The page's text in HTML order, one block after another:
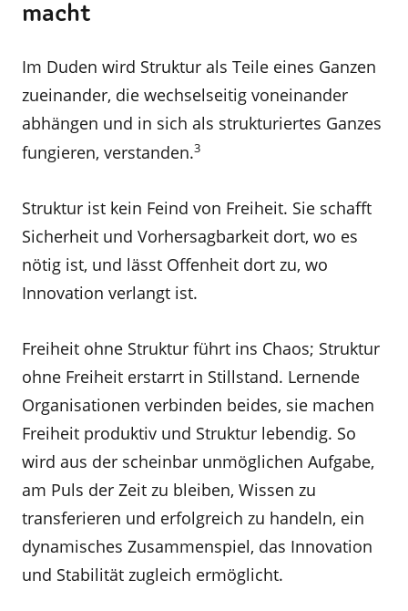
macht
Im Duden wird Struktur als Teile eines Ganzen
zueinander, die wechselseitig voneinander
abhängen und in sich als strukturiertes Ganzes
fungieren, verstanden.3
Struktur ist kein Feind von Freiheit. Sie schafft
Sicherheit und Vorhersagbarkeit dort, wo es
nötig ist, und lässt Offenheit dort zu, wo
Innovation verlangt ist.
Freiheit ohne Struktur führt ins Chaos; Struktur
ohne Freiheit erstarrt in Stillstand. Lernende
Organisationen verbinden beides, sie machen
Freiheit produktiv und Struktur lebendig. So
wird aus der scheinbar unmöglichen Aufgabe,
am Puls der Zeit zu bleiben, Wissen zu
transferieren und erfolgreich zu handeln, ein
dynamisches Zusammenspiel, das Innovation
und Stabilität zugleich ermöglicht.